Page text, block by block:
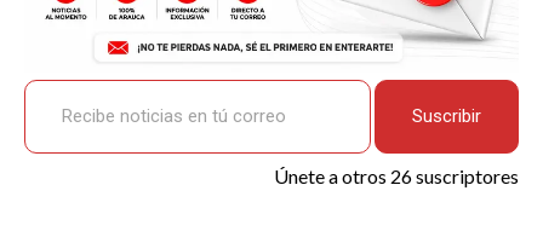
Recibe noticias en tú correo
Suscribir
Únete a otros 26 suscriptores